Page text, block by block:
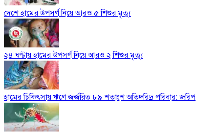
দেশে হামের উপসর্গ নিয়ে আরও ৫ শিশুর মৃত্যু
২৪ ঘণ্টায় হামের উপসর্গ নিয়ে আরও ২ শিশুর মৃত্যু
হামের চিকিৎসায় ঋণে জর্জরিত ৮৯ শতাংশ অতিদরিদ্র পরিবার: জরিপ